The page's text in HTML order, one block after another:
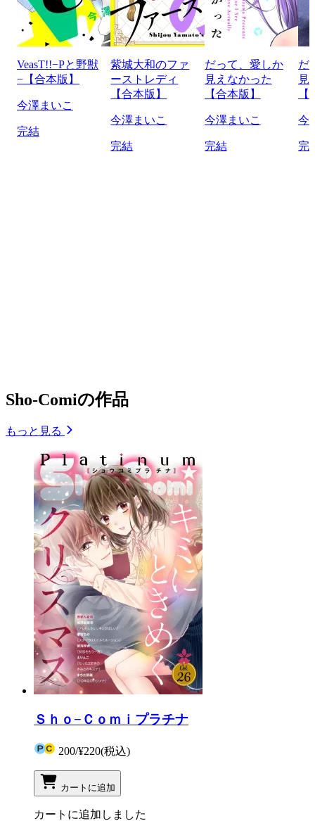
VeasT!!−Pと野獣
−【合本版】
今澤まいこ
完結
紫城大和のファ
ーストレディ
【合本版】
今澤まいこ
完結
だって、愛しか
見えなかった
【合本版】
今澤まいこ
完結
だ
見
今
完
Sho-Comiの作品
もっと見る
Ｓｈｏ−Ｃｏｍｉプラチナ
200/¥220(税込)
カートに追加
カートに追加しました